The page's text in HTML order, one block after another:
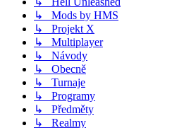
↳ Mods by HMS
↳ Projekt X
↳ Multiplayer
↳ Návody
↳ Obecně
↳ Turnaje
↳ Programy
↳ Předměty
↳ Realmy